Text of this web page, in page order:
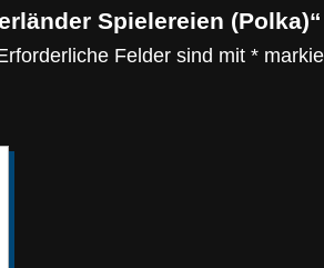
Spielereien (Polka)“
Felder sind mit*